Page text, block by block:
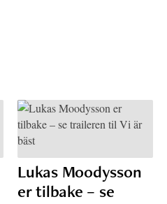
Lukas Moodysson
er tilbake – se